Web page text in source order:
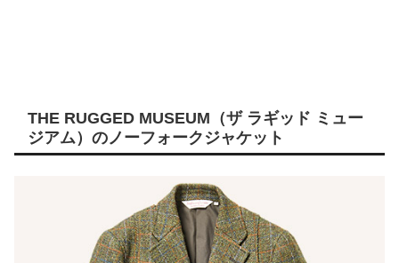
THE RUGGED MUSEUM（ザ ラギッド ミュー
ジアム）のノーフォークジャケット